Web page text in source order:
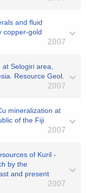
and fluid
copper-gold
2007
Selogiri area,
Resource Geol.
2007
mineralization at
of the Fiji
2007
of Kuril -
by the
and present
2007